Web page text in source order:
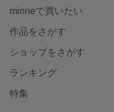
minneで買いたい
作品をさがす
ショップをさがす
ランキング
特集